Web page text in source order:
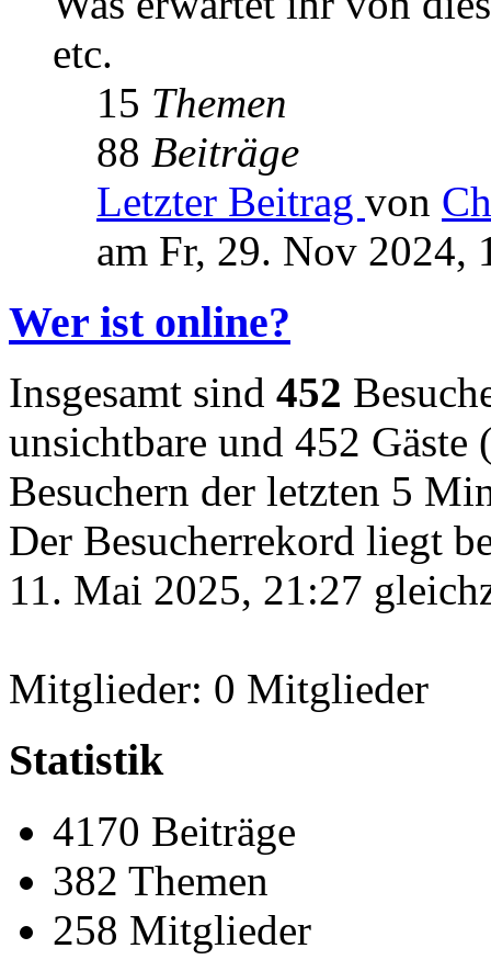
etc.
15 Themen
88 Beiträge
Letzter Beitrag von
am Fr, 29. Nov 2024,
Wer ist online?
Insgesamt sind 452
unsichtbare und 452 Gäste
Besuchern der letzten 5
Der Besucherrekord liegt
11. Mai 2025, 21:27
Mitglieder: 0 Mitglieder
Statistik
4170 Beiträge
382 Themen
258 Mitglieder